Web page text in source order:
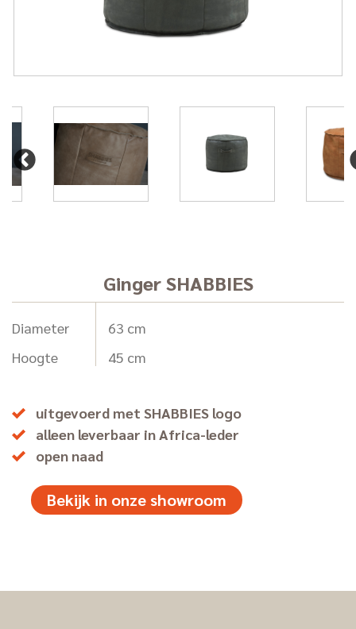
Ginger SHABBIES
Diameter
Hoogte
63 cm
45 cm
uitgevoerd met SHABBIES logo
alleen leverbaar in Africa-leder
open naad
Bekijk in onze showroom